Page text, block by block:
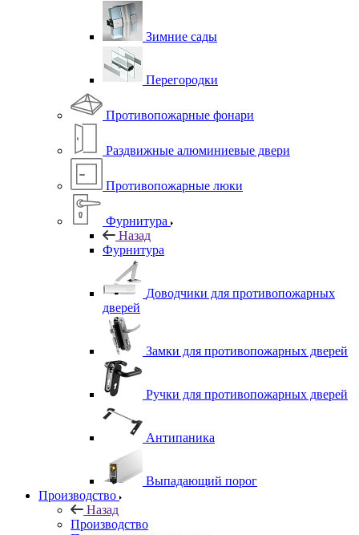
Зимние сады
Перегородки
Противопожарные фонари
Раздвижные алюминиевые двери
Противопожарные люки
Фурнитура
Назад
Фурнитура
Доводчики для противопожарных
дверей
Замки для противопожарных дверей
Ручки для противопожарных дверей
Антипаника
Выпадающий порог
Производство
Назад
Производство